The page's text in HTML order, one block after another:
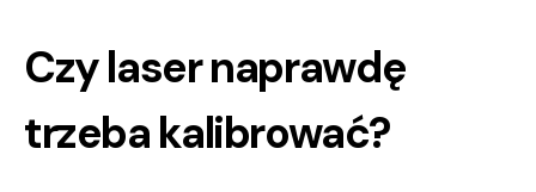
Czy laser naprawdę
trzeba kalibrować?